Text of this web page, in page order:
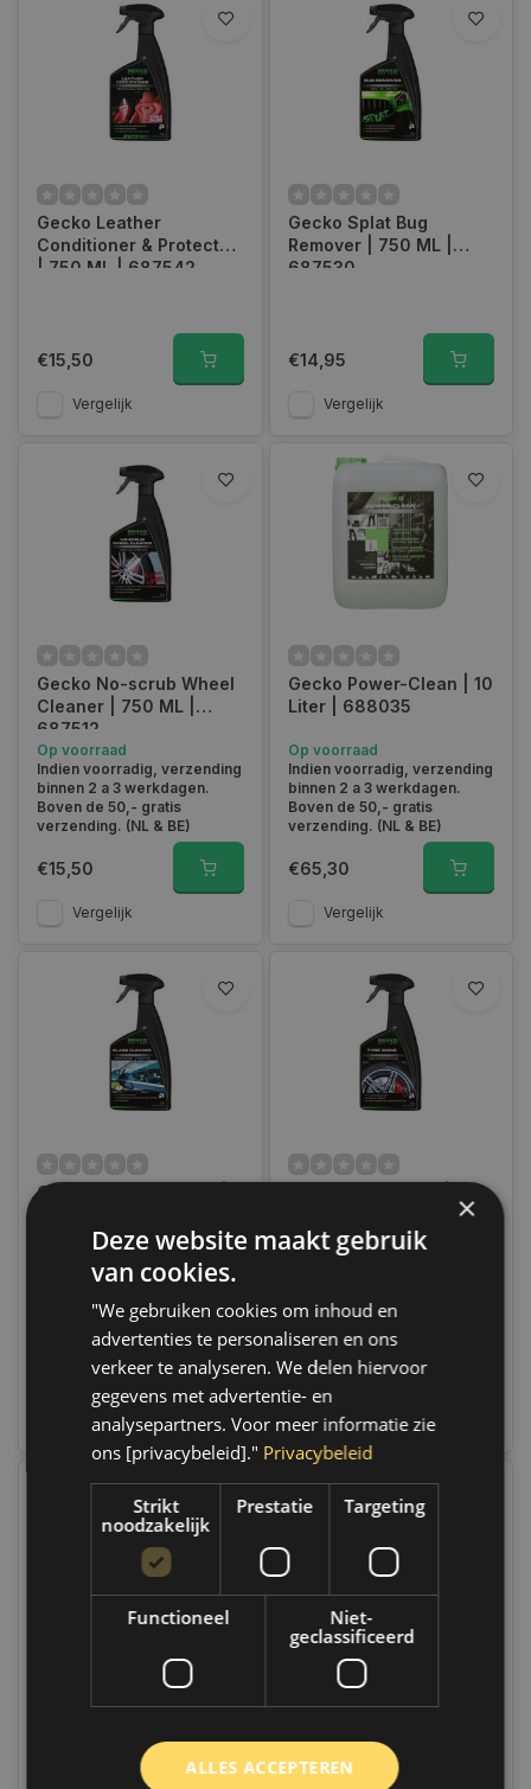
Gecko Leather
Conditioner & Protector
| 750 ML | 687542
€15,50
Vergelijk
Gecko Splat Bug
Remover | 750 ML |
687530
€14,95
Vergelijk
Gecko No-scrub Wheel
Cleaner | 750 ML |
687512
Op voorraad
Indien voorradig, verzending
binnen 2 a 3 werkdagen.
Boven de 50,- gratis
verzending. (NL & BE)
€15,50
Vergelijk
Gecko Power-Clean | 10
Liter | 688035
Op voorraad
Indien voorradig, verzending
binnen 2 a 3 werkdagen.
Boven de 50,- gratis
verzending. (NL & BE)
€65,30
Vergelijk
Gecko Glass Cleaner |
Indien voorradig, verzending
Boven de 50,- gratis
verzending. (NL & BE)
€13,95
Vergelijk
Gecko Tyre Shine | 750
Op voorraad
Boven de 50,- gratis
verzending. (NL & BE)
€19,25
Vergelijk
ML | 687536
Op voorraad
×
Deze website maakt gebruik
van cookies.
"We gebruiken cookies om inhoud en
advertenties te personaliseren en ons
verkeer te analyseren. We delen hiervoor
gegevens met advertentie- en
analysepartners. Voor meer informatie zie
ons [privacybeleid]." Privacybeleid
Strikt
noodzakelijk
Prestatie Targeting
Functioneel
Niet-
geclassificeerd
ALLES ACCEPTEREN